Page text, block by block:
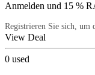
Anmelden und 15 %
Registrieren Sie sich, um
View Deal
0 used